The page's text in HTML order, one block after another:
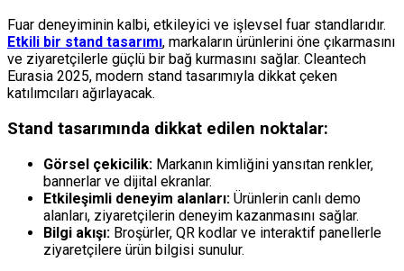
Fuar deneyiminin kalbi, etkileyici ve işlevsel fuar standlarıdır.
Etkili bir stand tasarımı, markaların ürünlerini öne çıkarmasını
ve ziyaretçilerle güçlü bir bağ kurmasını sağlar. Cleantech
Eurasia 2025, modern stand tasarımıyla dikkat çeken
katılımcıları ağırlayacak.
Stand tasarımında dikkat edilen noktalar:
Görsel çekicilik: Markanın kimliğini yansıtan renkler,
bannerlar ve dijital ekranlar.
Etkileşimli deneyim alanları: Ürünlerin canlı demo
alanları, ziyaretçilerin deneyim kazanmasını sağlar.
Bilgi akışı: Broşürler, QR kodlar ve interaktif panellerle
ziyaretçilere ürün bilgisi sunulur.